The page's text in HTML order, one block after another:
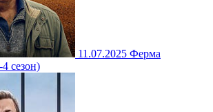
11.07.2025 Ферма
сезон)